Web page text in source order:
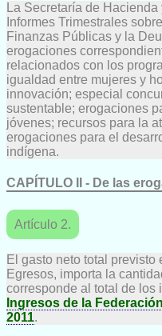
La Secretaría de
Informes Trimestrales
Finanzas Públicas y la
erogaciones
relacionados con los
igualdad entre mujeres y
innovación; especial
sustentable; erogaciones
jóvenes; recursos para la
erogaciones para el
indígena.
CAPÍTULO II - De las
Artículo 2.
El gasto neto total
Egresos, importa la
corresponde al total de los
Ingresos de la
2011.